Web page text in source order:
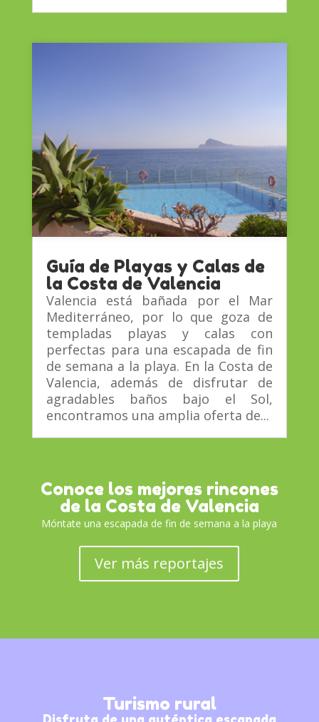
Guía de Playas y Calas de
la Costa de Valencia
Valencia está bañada por el Mar
Mediterráneo, por lo que goza de
templadas playas y calas con
perfectas para una escapada de fin
de semana a la playa. En la Costa de
Valencia, además de disfrutar de
agradables baños bajo el Sol,
encontramos una amplia oferta de...
Conoce los mejores rincones
de la Costa de Valencia
Móntate una escapada de fin de semana a la playa
Ver más reportajes
Turismo rural
Disfruta de una auténtica escapada